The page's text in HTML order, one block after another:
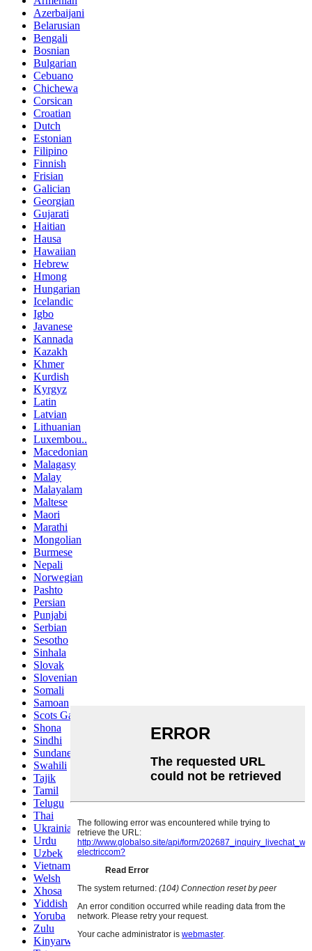
Azerbaijani
Belarusian
Bengali
Bosnian
Bulgarian
Cebuano
Chichewa
Corsican
Croatian
Dutch
Estonian
Filipino
Finnish
Frisian
Galician
Georgian
Gujarati
Haitian
Hausa
Hawaiian
Hebrew
Hmong
Hungarian
Icelandic
Igbo
Javanese
Kannada
Kazakh
Khmer
Kurdish
Kyrgyz
Latin
Latvian
Lithuanian
Luxembou..
Macedonian
Malagasy
Malay
Malayalam
Maltese
Maori
Marathi
Mongolian
Burmese
Nepali
Norwegian
Pashto
Persian
Punjabi
Serbian
Sesotho
Sinhala
Slovak
Slovenian
Somali
Samoan
Scots Gaelic
Shona
Sindhi
Sundanese
Swahili
Tajik
Tamil
Telugu
Thai
Ukrainian
Urdu
Uzbek
Vietnamese
Welsh
Xhosa
Yiddish
Yoruba
Zulu
Kinyarwanda